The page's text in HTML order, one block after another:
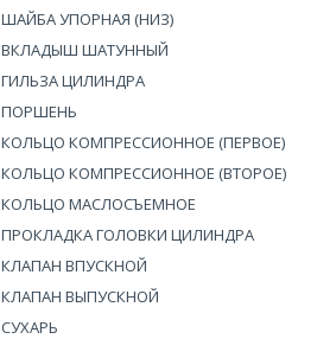
ШАЙБА УПОРНАЯ (НИЗ)
ВКЛАДЫШ ШАТУННЫЙ
ГИЛЬЗА ЦИЛИНДРА
ПОРШЕНЬ
КОЛЬЦО КОМПРЕССИОННОЕ (ПЕРВОЕ)
КОЛЬЦО КОМПРЕССИОННОЕ (ВТОРОЕ)
КОЛЬЦО МАСЛОСЪЕМНОЕ
ПРОКЛАДКА ГОЛОВКИ ЦИЛИНДРА
КЛАПАН ВПУСКНОЙ
КЛАПАН ВЫПУСКНОЙ
СУХАРЬ